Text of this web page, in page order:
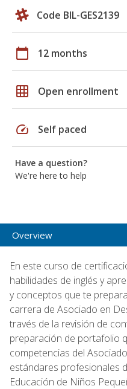
Code BIL-GES2139
calendar_today 12 months
grid_on Open enrollment
speed Self paced
Have a question?
We're here to help
Overview
En este curso de
habilidades de inglés y
y conceptos que te
carrera de Asociado en
través de la revisión de
preparación de portafolio
competencias del
estándares profesionales
Educación de Niños